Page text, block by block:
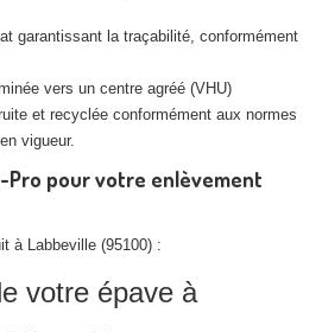
garantissant la traçabilité, conformément
vers un centre agréé (VHU)
et recyclée conformément aux normes
vigueur.
Pro pour votre enlèvement
à Labbeville (95100) :
votre épave à